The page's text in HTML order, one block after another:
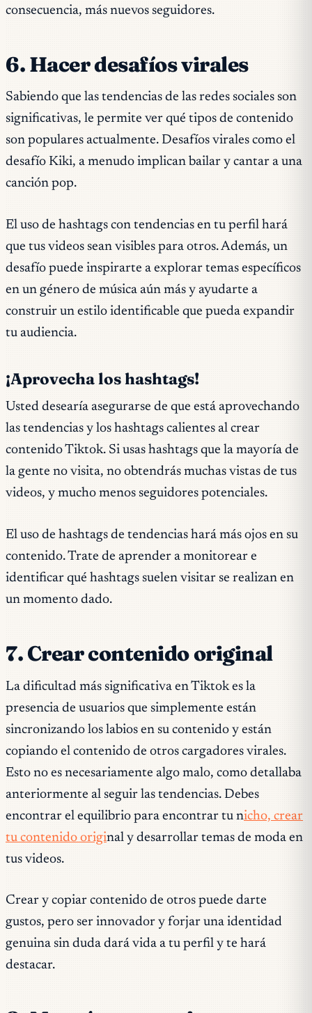
consecuencia, más nuevos seguidores.
6. Hacer desafíos virales
Sabiendo que las tendencias de las redes sociales son
significativas, le permite ver qué tipos de contenido
son populares actualmente. Desafíos virales como el
desafío Kiki, a menudo implican bailar y cantar a una
canción pop.
El uso de hashtags con tendencias en tu perfil hará
que tus videos sean visibles para otros. Además, un
desafío puede inspirarte a explorar temas específicos
en un género de música aún más y ayudarte a
construir un estilo identificable que pueda expandir
tu audiencia.
¡Aprovecha los hashtags!
Usted desearía asegurarse de que está aprovechando
las tendencias y los hashtags calientes al crear
contenido Tiktok. Si usas hashtags que la mayoría de
la gente no visita, no obtendrás muchas vistas de tus
videos, y mucho menos seguidores potenciales.
El uso de hashtags de tendencias hará más ojos en su
contenido. Trate de aprender a monitorear e
identificar qué hashtags suelen visitar se realizan en
un momento dado.
7. Crear contenido original
La dificultad más significativa en Tiktok es la
presencia de usuarios que simplemente están
sincronizando los labios en su contenido y están
copiando el contenido de otros cargadores virales.
Esto no es necesariamente algo malo, como detallaba
anteriormente al seguir las tendencias. Debes
encontrar el equilibrio para encontrar tu nicho, crear
tu contenido original y desarrollar temas de moda en
tus videos.
Crear y copiar contenido de otros puede darte
gustos, pero ser innovador y forjar una identidad
genuina sin duda dará vida a tu perfil y te hará
destacar.